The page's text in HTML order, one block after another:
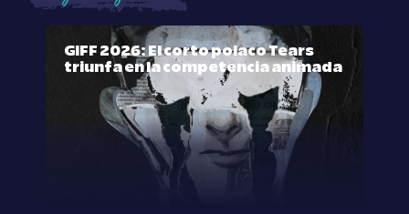
GIFF 2026: El corto polaco Tears
triunfa en la competencia animada